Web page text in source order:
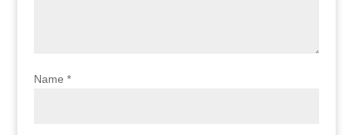
Name *